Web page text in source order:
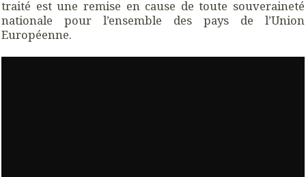
traité est une remise en cause de toute souveraineté
nationale pour l’ensemble des pays de l’Union
Européenne.